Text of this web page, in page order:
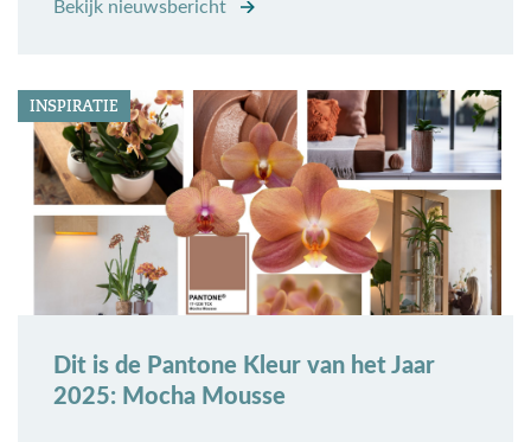
Bekijk nieuwsbericht
INSPIRATIE
Dit is de Pantone Kleur van het Jaar
2025: Mocha Mousse